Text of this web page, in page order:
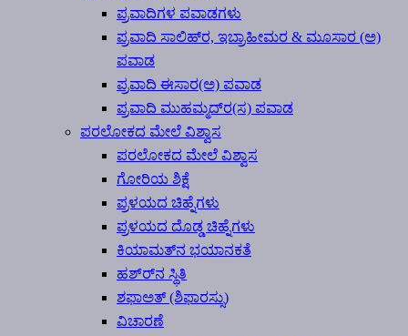
ಪ್ರವಾದಿಗಳ ಪವಾಡಗಳು
ಪ್ರವಾದಿ ಸಾಲಿಹ್‍ರ, ಇಬ್ರಾಹೀಮರ & ಮೂಸಾರ (ಅ)
ಪವಾಡ
ಪ್ರವಾದಿ ಈಸಾರ(ಅ) ಪವಾಡ
ಪ್ರವಾದಿ ಮುಹಮ್ಮದ್‍ರ(ಸ) ಪವಾಡ
ಪರಲೋಕದ ಮೇಲೆ ವಿಶ್ವಾಸ
ಪರಲೋಕದ ಮೇಲೆ ವಿಶ್ವಾಸ
ಗೋರಿಯ ಶಿಕ್ಷೆ
ಪ್ರಳಯದ ಚಿಹ್ನೆಗಳು
ಪ್ರಳಯದ ದೊಡ್ಡ ಚಿಹ್ನೆಗಳು
ಕಿಯಾಮತ್‍ನ ಭಯಾನಕತೆ
ಹಶ್ರ್‍ನ ಸ್ಥಿತಿ
ಶಫಾಅತ್ (ಶಿಫಾರಸ್ಸು)
ವಿಚಾರಣೆ